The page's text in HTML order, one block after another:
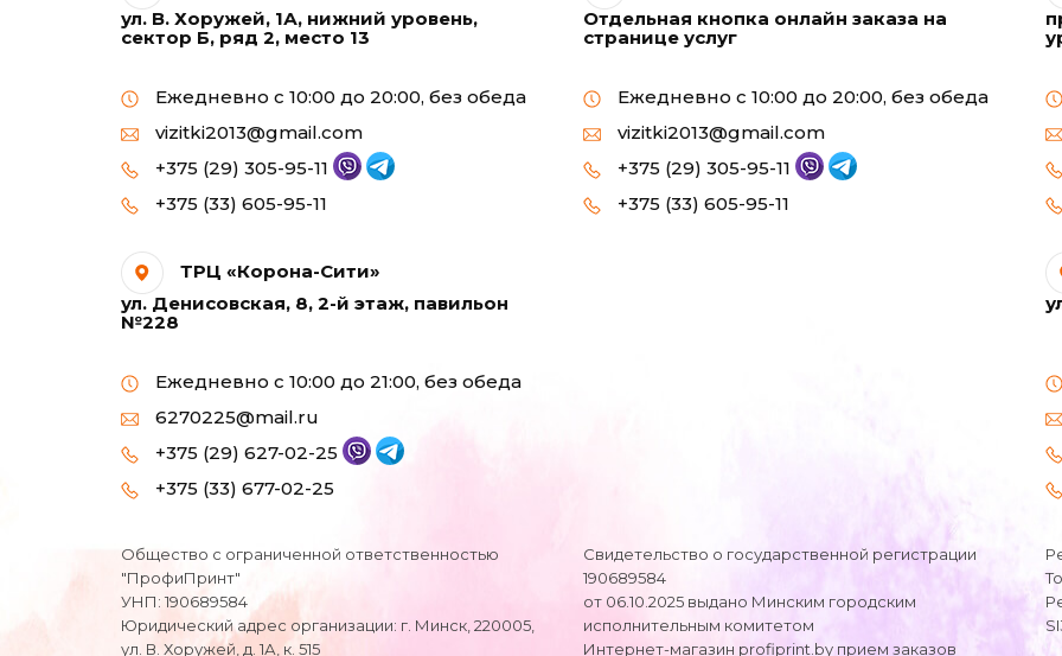
Фотобумага ГЛЯНЕЦ
принтеров А4
Фотобумага для
струйных принтеров
формата А3
струйных принтеров
формата А5
формата А6 (10х15)
Фотобумага МАТОВАЯ
Холст натуральный
ул. В. Хоружей, 1А, нижний уровень,
сектор Б, ряд 2, место 13
Ежедневно с 10:00 до 20:00, без обеда
vizitki2013@gmail.com
+375 (29) 305-95-11
+375 (33) 605-95-11
ТРЦ «Корона-Сити»
ул. Денисовская, 8, 2-й этаж, павильон
№228
Ежедневно с 10:00 до 21:00, без обеда
6270225@mail.ru
+375 (29) 627-02-25
+375 (33) 677-02-25
Отдельная кнопка онлайн заказа на
странице услуг
Ежедневно с 10:00 до 20:00, без обеда
vizitki2013@gmail.com
+375 (29) 305-95-11
+375 (33) 605-95-11
Общество с ограниченной ответственностью
"ПрофиПринт"
УНП: 190689584
Юридический адрес организации: г. Минск, 220005,
ул. В. Хоружей, д. 1А, к. 515
Свидетельство о государственной регистрации
190689584
от 06.10.2025 выдано Минским городским
исполнительным комитетом
Интернет-магазин profiprint.by прием заказов